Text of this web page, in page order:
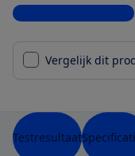
Bekijk alle specificaties
Vergelijk dit
Testresultaat